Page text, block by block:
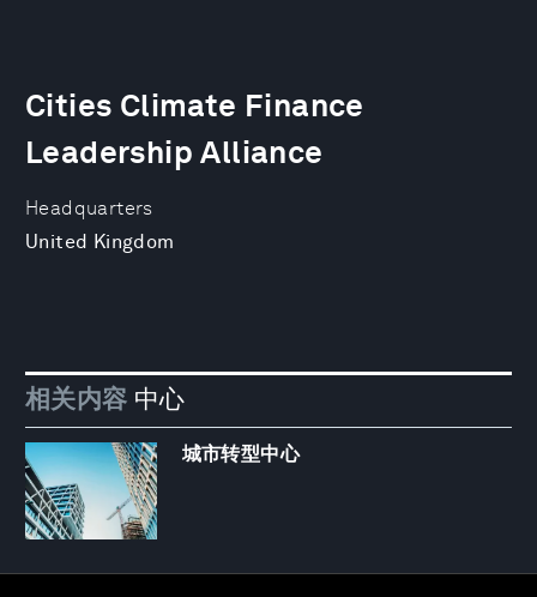
Headquarters
United Kingdom
Cities Climate Finance
Leadership Alliance
相关内容 中心
城市转型中心